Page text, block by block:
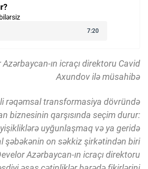
Azərbaycan-ın icraçı direktoru Cavid
Axundov ilə müsahibə
rəqəmsal transformasiya dövründə
biznesinin qarşısında seçim durur:
uyğunlaşmaq və ya geridə
şəbəkənin on səkkiz şirkətindən biri
Azərbaycan-ın icraçı direktoru